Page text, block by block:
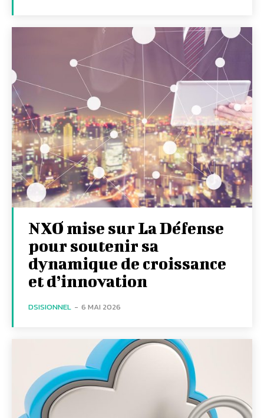
NXO mise sur La Défense
pour soutenir sa
dynamique de croissance
et d’innovation
DSISIONNEL - 6 MAI 2026